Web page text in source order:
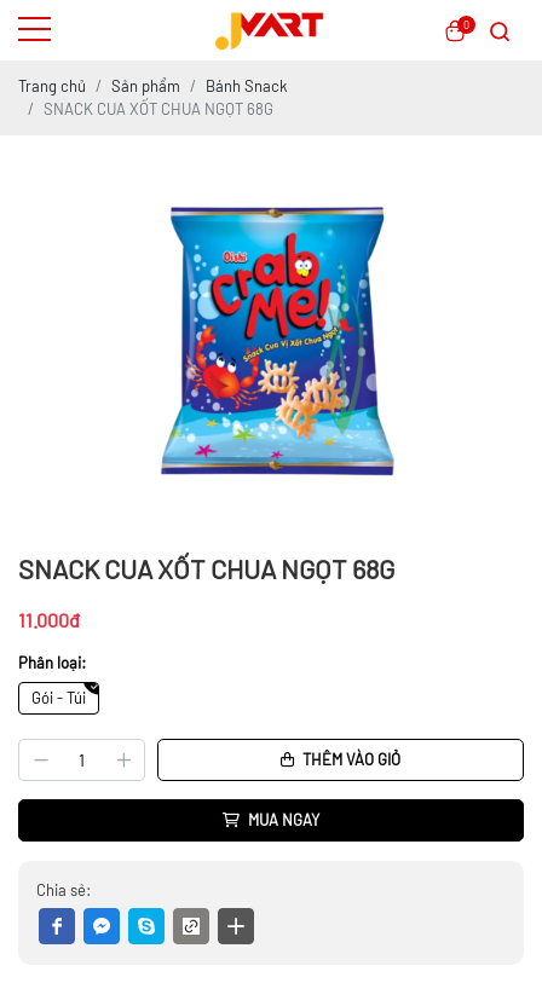
0
Trang chủ Sản phẩm
Bánh Snack
SNACK CUA XỐT CHUA NGỌT 68G
SNACK CUA XỐT CHUA NGỌT 68G
11.000đ
Phân loại:
Gói - Túi
THÊM VÀO GIỎ
MUA NGAY
Chia sẻ: